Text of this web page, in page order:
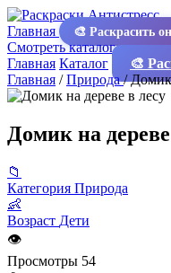
Главная 🎨 Раскрасить
Смотреть каталог
Главная Каталог 🎨
Главная /Природа/Домик
Домик на
📁
Категория Природа
👶
Возраст Дети
👁
Просмотры 54